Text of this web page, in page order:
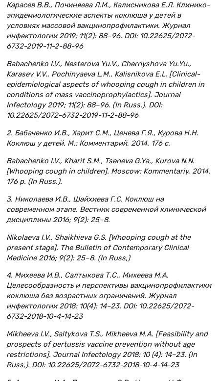
Карасев В.В., Починяева Л.М., Калисникова Е.Л. Клинико-
эпидемиологические аспекты коклюша у детей в
условиях массовой вакцинопрофилактики. Журнал
инфектологии 2019; 11(2): 88–96. DOI: 10.22625/2072-
6732-2019-11-2-88-96
Babachenko I.V., Nesterova Yu.V., Chernyshova Yu.Yu.,
Karasev V.V., Pochinyaeva L.M., Kalisnikova E.L. [Clinical-
epidemiological aspects of whooping cough in children in
conditions of mass vaccinoprophylactics]. Journal
Infectology 2019; 11(2): 88–96. (In Russ.). DOI:
10.22625/2072-6732-2019-11-2-88-96
2. Бабаченко И.В., Харит С.М., Ценева Г.Я., Курова Н.Н.
Коклюш у детей. М.: Комментарий, 2014. 176 с.
Babachenko I.V., Kharit S.M., Tseneva G.Ya., Kurova N.N.
[Whooping cough in children]. Moscow: Kommentariy, 2014.
176 р. (In Russ.).
3. Николаева И.В., Шайхиева Г.С. Коклюш на
современном этапе. Вестник современной клинической
дисциплины 2016; 9(2): 25–8.
Nikolaeva I.V., Shaikhieva G.S. [Whooping cough at the
present stage]. The Bulletin of Contemporary Clinical
Medicine 2016; 9(2): 25–8. (In Russ,)
4. Михеева И.В., Салтыкова Т.С., Михеева М.А.
Целесообразность и перспективы вакцинопрофилактики
коклюша без возрастных ограничений. Журнал
инфектологии 2018; 10(4): 14–23. DOI: 10.22625/2072-
6732-2018-10-4-14-23
Mikheeva I.V., Saltykova T.S., Mikheeva M.A. [Feasibility and
prospects of pertussis vaccine prevention without age
restrictions]. Journal Infectology 2018; 10 (4): 14–23. (In
Russ,). DOI: 10.22625/2072-6732-2018-10-4-14-23